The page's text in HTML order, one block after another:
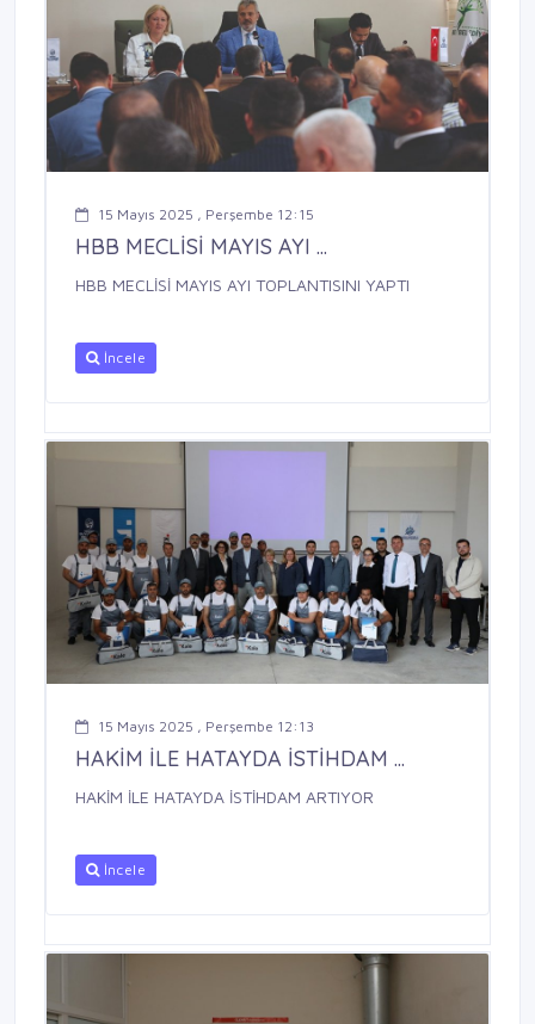
15 Mayıs 2025 , Perşembe 12:15
HBB MECLİSİ MAYIS AYI ...
HBB MECLİSİ MAYIS AYI TOPLANTISINI YAPTI
İncele
15 Mayıs 2025 , Perşembe 12:13
HAKİM İLE HATAYDA İSTİHDAM ...
HAKİM İLE HATAYDA İSTİHDAM ARTIYOR
İncele